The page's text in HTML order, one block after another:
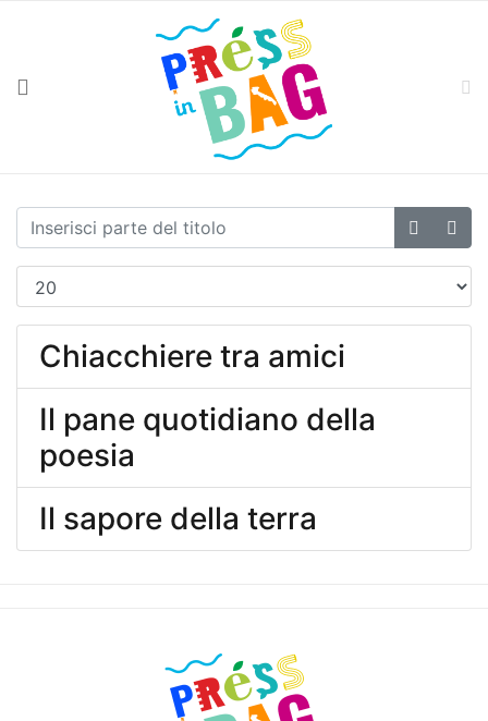
Chiacchiere tra amici
Il pane quotidiano della
poesia
Il sapore della terra